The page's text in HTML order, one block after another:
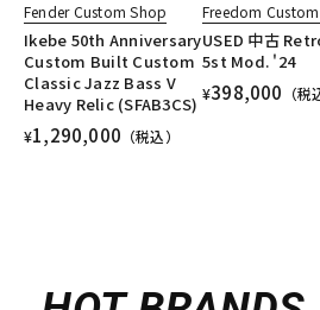
Fender Custom Shop
Ikebe 50th Anniversary
Custom Built Custom
Classic Jazz Bass V
Heavy Relic (SFAB3CS)
¥1,290,000 （税込）
Freedom
USED 中古
5st Mod. '24
¥398,000 （税